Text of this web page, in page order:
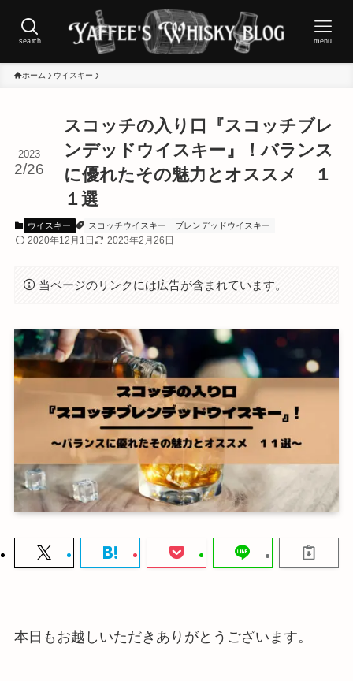
search menu
ホーム ウイスキー
スコッチの入り口『スコッチブレ
ンデッドウイスキー』！バランス
に優れたその魅力とオススメ １
１選
2023
2/26
ウイスキー スコッチウイスキー ブレンデッドウイスキー
2020年12月1日 2023年2月26日
当ページのリンクには広告が含まれています。
本日もお越しいただきありがとうございます。